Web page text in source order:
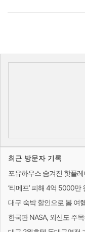
최근 방문자 기록
포유하우스 숨겨진 핫플
‘티메프’ 피해 4억 5000만
대구 숙박 할인으로 봄 여
한국판 NASA, 외신도 주